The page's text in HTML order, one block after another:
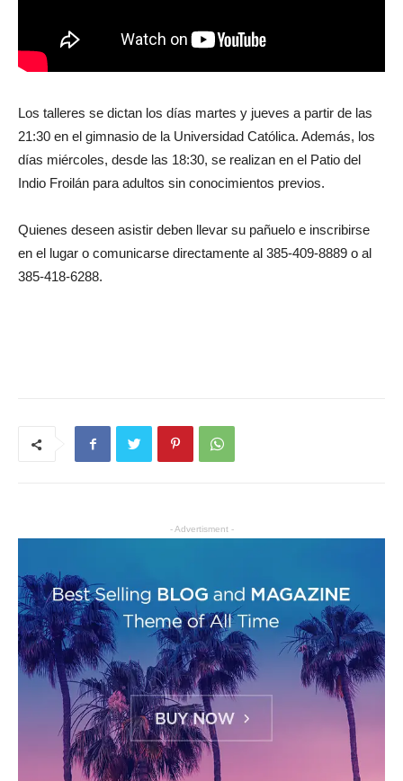
Los talleres se dictan los días martes y jueves a partir de las
21:30 en el gimnasio de la Universidad Católica. Además, los
días miércoles, desde las 18:30, se realizan en el Patio del
Indio Froilán para adultos sin conocimientos previos.
Quienes deseen asistir deben llevar su pañuelo e inscribirse
en el lugar o comunicarse directamente al 385-409-8889 o al
385-418-6288.
- Advertisment -